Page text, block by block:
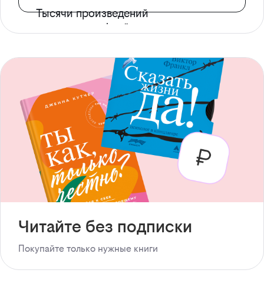
Тысячи произведений
с доступом офлайн
Читайте без подписки
Покупайте только нужные книги